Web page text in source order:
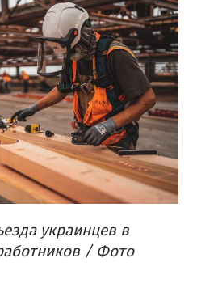
украинцев в
/ Фото